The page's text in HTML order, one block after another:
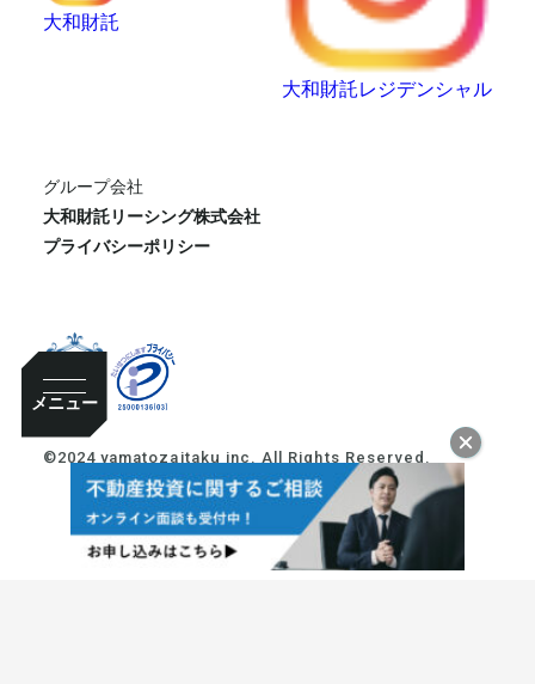
メニュー
10:00~18:00
東京本社 大阪本社
個別相談
お申し込み
大和財託
大和財託レジデンシャル
グループ会社
大和財託リーシング株式会社
プライバシーポリシー
©2024 yamatozaitaku inc. All Rights Reserved.